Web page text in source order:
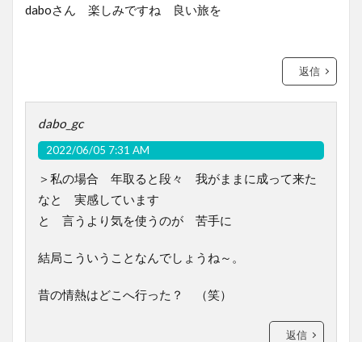
daboさん 楽しみですね 良い旅を
返信
dabo_gc
2022/06/05 7:31 AM
＞私の場合 年取ると段々 我がままに成って来た
なと 実感しています
と 言うより気を使うのが 苦手に
結局こういうことなんでしょうね～。
昔の情熱はどこへ行った？ （笑）
返信